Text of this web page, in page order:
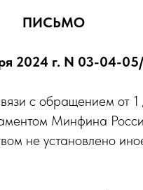
ПИСЬМО
2024 г. N 03-04-
с обращением от
Минфина
не установлено